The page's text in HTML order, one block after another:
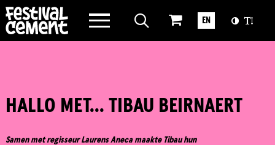
WAT WE DOEN
OVER CEMENT
EN
HALLO MET... TIBAU BEIRNAERT
Samen met regisseur Laurens Aneca maakte Tibau hun